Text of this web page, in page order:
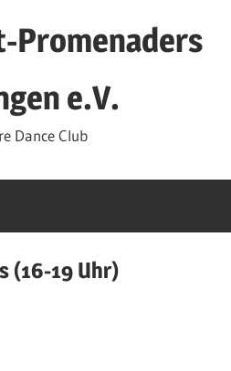
Promenaders
e.V.
Dance Club
(16-19 Uhr)